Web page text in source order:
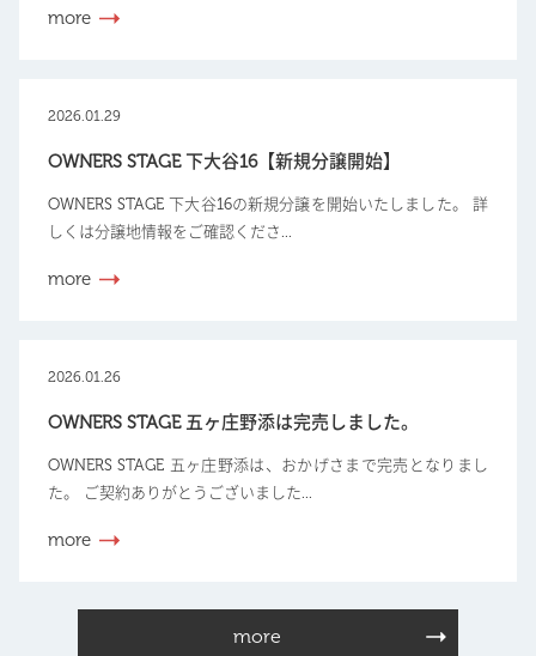
more
2026.01.29
OWNERS STAGE 下大谷16【新規分譲開始】
OWNERS STAGE 下大谷16の新規分譲を開始いたしました。 詳
しくは分譲地情報をご確認くださ...
more
2026.01.26
OWNERS STAGE 五ヶ庄野添は完売しました。
OWNERS STAGE 五ヶ庄野添は、おかげさまで完売となりまし
た。 ご契約ありがとうございました...
more
more